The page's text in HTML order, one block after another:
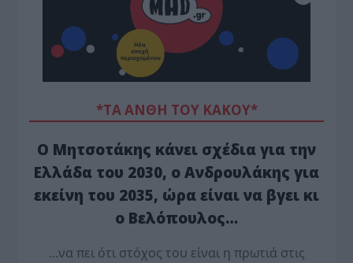
*ΤΑ ΆΝΘΗ ΤΟΥ ΚΑΚΟΎ*
Ο Μητσοτάκης κάνει σχέδια για την
Ελλάδα του 2030, ο Ανδρουλάκης για
εκείνη του 2035, ώρα είναι να βγει κι
ο Βελόπουλος…
…να πει ότι στόχος του είναι η πρωτιά στις